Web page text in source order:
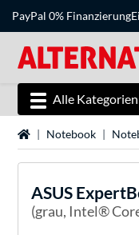
PayPal 0% Finanzierung
Alle Kategorien
StartseiteNotebook
ASUS
(grau, Intel®